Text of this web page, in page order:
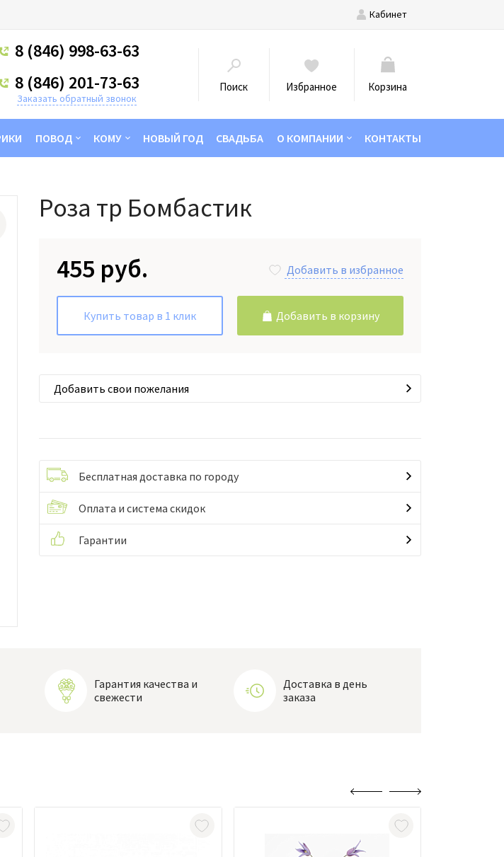
Кабинет
8 (846) 998-63-63
8 (846) 201-73-63
Заказать обратный звонок
Поиск Избранное Корзина
ПОВОД КОМУ НОВЫЙ ГОД СВАДЬБА О КОМПАНИИ КОНТАКТЫ
Роза тр Бомбастик
455 руб.
Добавить в избранное
Купить товар в 1 клик Добавить в корзину
Добавить свои пожелания
Бесплатная доставка по городу
Оплата и система скидок
Гарантии
Гарантия качества и
свежести
Доставка в день
заказа